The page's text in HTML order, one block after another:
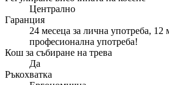
Централно
Гаранция
24 месеца за лична употреба, 12
професионална употреба!
Кош за събиране на трева
Да
Ръкохватка